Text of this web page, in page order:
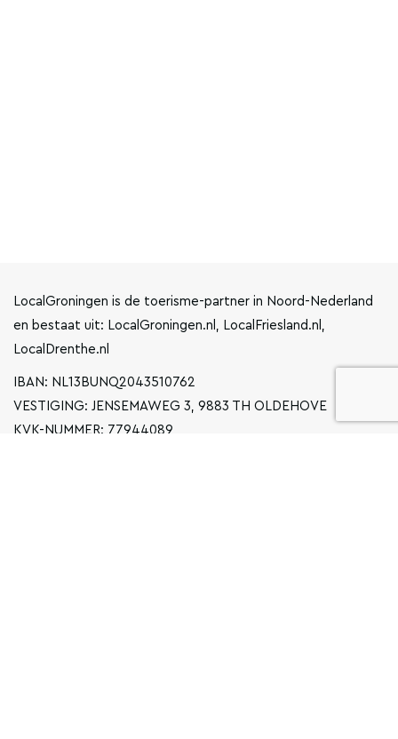
LocalGroningen is de toerisme-partner in Noord-Nederland
en bestaat uit: LocalGroningen.nl, LocalFriesland.nl,
LocalDrenthe.nl
IBAN: NL13BUNQ2043510762
VESTIGING: JENSEMAWEG 3, 9883 TH OLDEHOVE
KVK-NUMMER: 77944089